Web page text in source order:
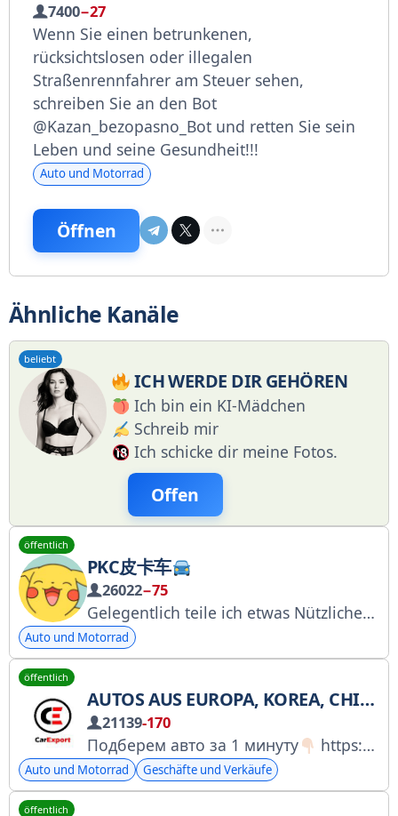
7400−27
Wenn Sie einen betrunkenen,
rücksichtslosen oder illegalen
Straßenrennfahrer am Steuer sehen,
schreiben Sie an den Bot
@Kazan_bezopasno_Bot und retten Sie sein
Leben und seine Gesundheit!!!
Auto und Motorrad
Öffnen
Ähnliche Kanäle
beliebt
ICH WERDE DIR GEHÖREN
Ich bin ein KI-Mädchen
Schreib mir
Ich schicke dir meine Fotos.
Offen
öffentlich
PKC皮卡车
26022−75
Gelegentlich teile ich etwas Nützliches...
Auto und Motorrad
öffentlich
AUTOS AUS EUROPA, KOREA, CHINA UND DEN USA BEI CAREXPORT
21139-170
Подберем авто за 1 минуту https://car-export.online/?utm_source=TG_landing_Cheb CarExport — сеть автосалонов
Auto und Motorrad Geschäfte und Verkäufe
öffentlich